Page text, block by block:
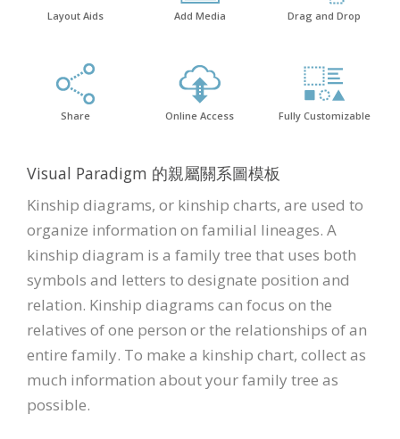
Layout Aids Add Media Drag and Drop
Share Online Access Fully Customizable
Visual Paradigm 的親屬關系圖模板
Kinship diagrams, or kinship charts, are used to
organize information on familial lineages. A
kinship diagram is a family tree that uses both
symbols and letters to designate position and
relation. Kinship diagrams can focus on the
relatives of one person or the relationships of an
entire family. To make a kinship chart, collect as
much information about your family tree as
possible.